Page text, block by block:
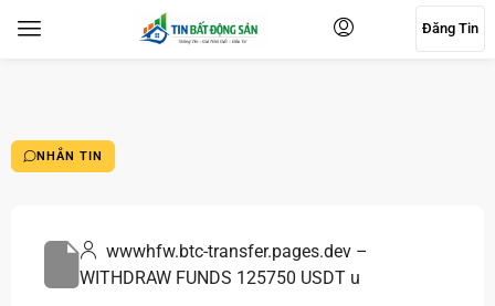
Đăng Tin
NHẮN TIN
wwwhfw.btc-transfer.pages.dev –
WITHDRAW FUNDS 125750 USDT u